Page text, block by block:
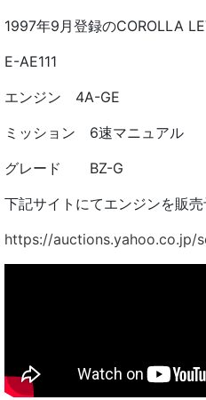
1997年9月登録のCOROLLA
E-AE111
エンジン 4A-GE
ミッション 6速マニュアル
グレード BZ-G
下記サイトにてエンジンを販売
https://auctions.yahoo.co.jp/